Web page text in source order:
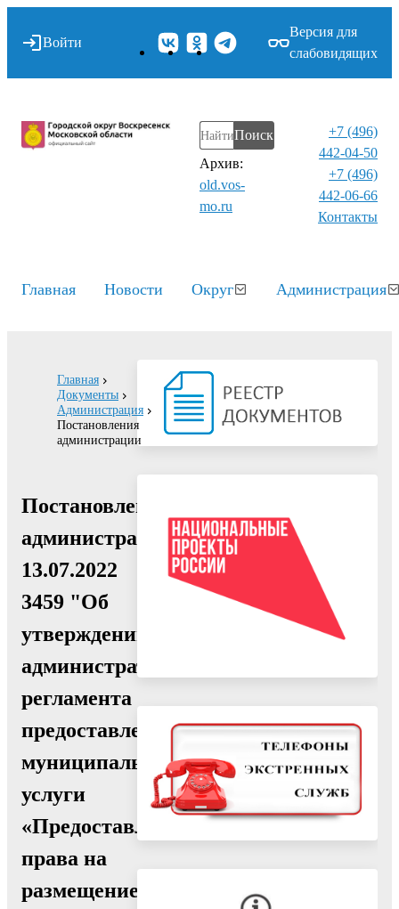
Войти
Версия для
слабовидящих
Поиск
Архив:
old.vos-
mo.ru
+7 (496)
442-04-50
+7 (496)
442-06-66
Контакты⁠
Главная Новости Округ Администрация
Главная
Документы
Администрация
Постановления
администрации
Постановление
администрации
13.07.2022
3459 "Об
утверждении
административного
регламента
предоставления
муниципальной
услуги
«Предоставление
права на
размещение